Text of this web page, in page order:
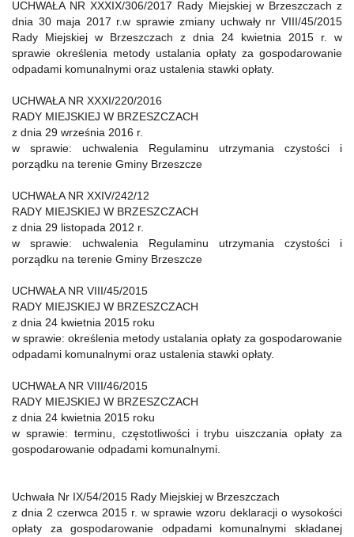
UCHWAŁA NR XXXIX/306/2017 Rady Miejskiej w Brzeszczach z
dnia 30 maja 2017 r.w sprawie zmiany uchwały nr VIII/45/2015
Rady Miejskiej w Brzeszczach z dnia 24 kwietnia 2015 r. w
sprawie określenia metody ustalania opłaty za gospodarowanie
odpadami komunalnymi oraz ustalenia stawki opłaty.
UCHWAŁA NR XXXI/220/2016
RADY MIEJSKIEJ W BRZESZCZACH
z dnia 29 września 2016 r.
w sprawie: uchwalenia Regulaminu utrzymania czystości i
porządku na terenie Gminy Brzeszcze
UCHWAŁA NR XXIV/242/12
RADY MIEJSKIEJ W BRZESZCZACH
z dnia 29 listopada 2012 r.
w sprawie: uchwalenia Regulaminu utrzymania czystości i
porządku na terenie Gminy Brzeszcze
UCHWAŁA NR VIII/45/2015
RADY MIEJSKIEJ W BRZESZCZACH
z dnia 24 kwietnia 2015 roku
w sprawie: określenia metody ustalania opłaty za gospodarowanie
odpadami komunalnymi oraz ustalenia stawki opłaty.
UCHWAŁA NR VIII/46/2015
RADY MIEJSKIEJ W BRZESZCZACH
z dnia 24 kwietnia 2015 roku
w sprawie: terminu, częstotliwości i trybu uiszczania opłaty za
gospodarowanie odpadami komunalnymi.
Uchwała Nr IX/54/2015 Rady Miejskiej w Brzeszczach
z dnia 2 czerwca 2015 r. w sprawie wzoru deklaracji o wysokości
opłaty za gospodarowanie odpadami komunalnymi składanej